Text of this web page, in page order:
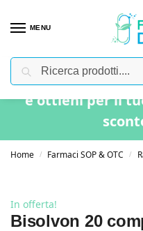
MENU
Usa il codice
e ottieni per il
Home / Farmaci SOP & OTC /
In offerta!
Bisolvon 20